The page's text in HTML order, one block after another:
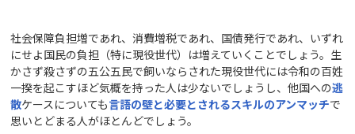
社会保障負担増であれ、消費増税であれ、国債発行であれ、いずれ
にせよ国民の負担（特に現役世代）は増えていくことでしょう。生
かさず殺さずの五公五民で飼いならされた現役世代には令和の百姓
一揆を起こすほど気概を持った人は少ないでしょうし、他国への逃
散ケースについても言語の壁と必要とされるスキルのアンマッチで
思いとどまる人がほとんどでしょう。